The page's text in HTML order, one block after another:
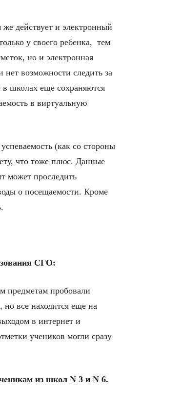
действует и электронный
у своего ребенка, тем
но и электронная
возможности следить за
школах еще сохраняются
в виртуальную
(как со стороны
что тоже плюс. Данные
может проследить
о посещаемости. Кроме
СГО:
предметам пробовали
все находится еще на
в интернет и
учеников могли сразу
из школ N 3 и N 6.